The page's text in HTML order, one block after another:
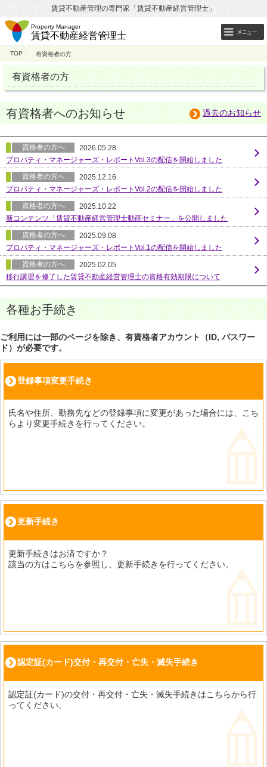
賃貸不動産管理の専門家「賃貸不動産経営管理士」
Property Manager
賃貸不動産経営管理士
TOP 有資格者の方
有資格者の方
有資格者へのお知らせ 過去のお知らせ
資格者の方へ
2026.05.28
プロパティ・マネージャーズ・レポートVol.3の配信を開始しました
資格者の方へ
2025.12.16
プロパティ・マネージャーズ・レポートVol.2の配信を開始しました
資格者の方へ
2025.10.22
新コンテンツ「賃貸不動産経営管理士動画セミナー」を公開しました
資格者の方へ
2025.09.08
プロパティ・マネージャーズ・レポートVol.1の配信を開始しました
資格者の方へ
2025.02.05
移行講習を修了した賃貸不動産経営管理士の資格有効期限について
各種お手続き
ご利用には一部のページを除き、有資格者アカウント（ID, パスワー
ド）が必要です。
登録事項変更手続き
氏名や住所、勤務先などの登録事項に変更があった場合には、こち
らより変更手続きを行ってください。
更新手続き
更新手続きはお済ですか？
該当の方はこちらを参照し、更新手続きを行ってください。
認定証(カード)交付・再交付・亡失・滅失手続き
認定証(カード)の交付・再交付・亡失・滅失手続きはこちらから行
ってください。